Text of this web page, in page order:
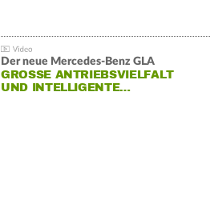
Der neue Mercedes-Benz GLA
GROSSE ANTRIEBSVIELFALT U
ND INTELLIGENTE…